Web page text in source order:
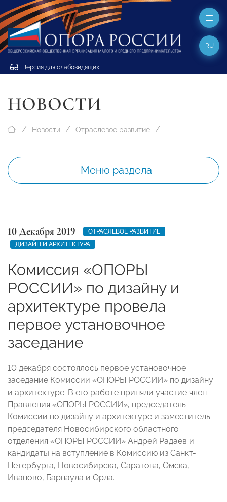
Версия для слабовидящих
RU
НОВОСТИ
Новости Отраслевое развитие
Меню раздела
10 Декабря 2019
ОТРАСЛЕВОЕ РАЗВИТИЕ
ДИЗАЙН И АРХИТЕКТУРА
Комиссия «ОПОРЫ
РОССИИ» по дизайну и
архитектуре провела
первое установочное
заседание
10 декабря состоялось первое установочное
заседание Комиссии «ОПОРЫ РОССИИ» по дизайну
и архитектуре. В его работе приняли участие член
Правления «ОПОРЫ РОССИИ», председатель
Комиссии по дизайну и архитектуре и заместитель
председателя Новосибирского областного
отделения «ОПОРЫ РОССИИ» Андрей Радаев и
кандидаты на вступление в Комиссию из Санкт-
Петербурга, Новосибирска, Саратова, Омска,
Иваново, Барнаула и Орла.